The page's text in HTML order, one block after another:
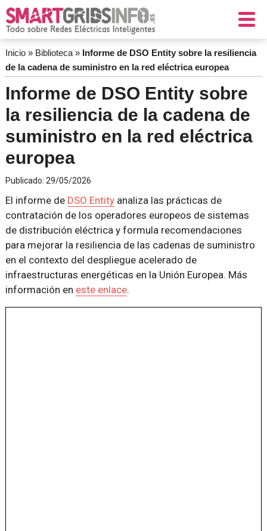
Inicio» Biblioteca» Informe de DSO Entity sobre la resiliencia
de la cadena de suministro en la red eléctrica europea
Informe de DSO Entity sobre
la resiliencia de la cadena de
suministro en la red eléctrica
europea
Publicado: 29/05/2026
El informe de DSO Entityanaliza las prácticas de
contratación de los operadores europeos de sistemas
de distribución eléctrica y formula recomendaciones
para mejorar la resiliencia de las cadenas de suministro
en el contexto del despliegue acelerado de
infraestructuras energéticas en la Unión Europea. Más
información en este enlace.